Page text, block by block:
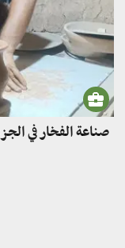
صناعة الفخار في